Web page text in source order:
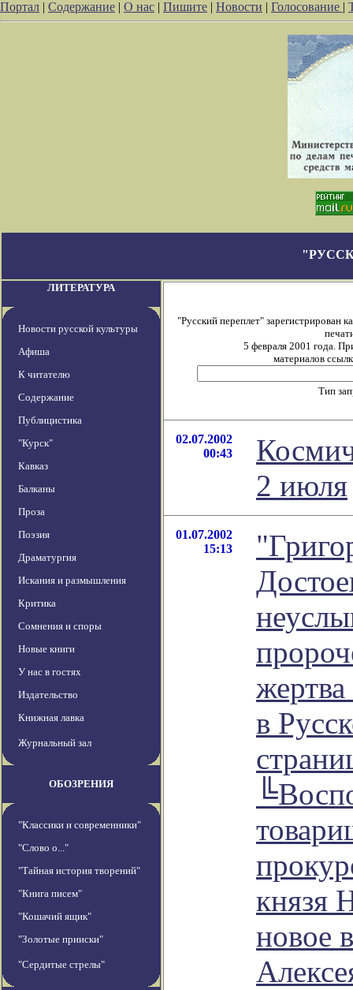
Портал | Содержание | О нас | Пишите | Новости | Голосование |
ЛИТЕРАТУРА
Новости русской культуры
Афиша
К читателю
Содержание
Публицистика
"Курск"
Кавказ
Балканы
Проза
Поэзия
Драматургия
Искания и размышления
Критика
Сомнения и споры
Новые книги
У нас в гостях
Издательство
Книжная лавка
Журнальный зал
ОБОЗРЕНИЯ
"Классики и современники"
"Слово о..."
"Тайная история творений"
"Книга писем"
"Кошачий ящик"
"Золотые прииски"
"Сердитые стрелы"
"Русский переплет" зарегистрирован
5 февраля 2001 года.
материалов
Тип
02.07.2002
00:43
2 июля
01.07.2002
15:13
в
князя
новое